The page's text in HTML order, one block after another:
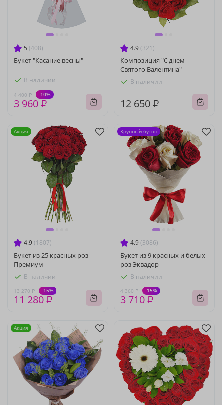
5 (408)
Букет "Касание весны"
В наличии
4 400 ₽ -10%
3 960 ₽
4.9 (321)
Композиция "С днем
Святого Валентина"
В наличии
12 650 ₽
4.9 (1807)
Букет из 25 красных роз
Премиум
В наличии
13 270 ₽ -15%
11 280 ₽
Акция
4.9 (3086)
Букет из 9 красных и белых
роз Эквадор
В наличии
4 360 ₽ -15%
3 710 ₽
Крупный бутон
Акция